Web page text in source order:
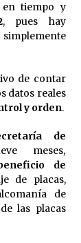
secretaria de
CNTE y
por los
al narco”
en tiempo y
, pues hay
de contar
datos reales
y orden.
de
meses,
de
de placas,
de
las placas